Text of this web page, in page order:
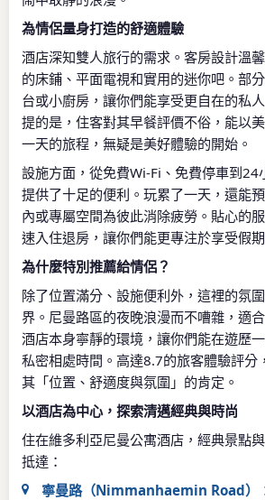
為情侶量身打造的舒適體驗
酒店深知雙人旅行的需求。客房設計溫
的床鋪、平面電視和實用的迷你吧。部
台或小廚房，讓你們能享受更自在的私
提的是，住客對其早餐評價不俗，能以
一天的旅程，無疑是美好體驗的開始。
設施方面，從免費Wi-Fi、免費停車到24
提供了十足的便利。玩累了一天，還能
內或專屬空間為彼此消除疲勞。貼心的
速入住退房，讓你們能更專注於享受假
為什麼特別推薦給情侶？
除了位置滿分、設施便利外，這裡的氛
界。尼曼路區的夜晚浪漫而不嘈雜，適
酒店本身寧靜的環境，讓你們能在遊歷
私密相處時間。高達8.7的旅客體驗評分
其「位置、舒適度與氛圍」的肯定。
以酒店為中心，探索清邁經典與時尚
住在維多利亞尼曼公寓酒店，經典景點
抵達：
寧曼路（Nimmanhaemin Road）